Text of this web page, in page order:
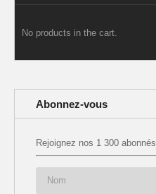
No products in the cart.
Abonnez-vous
Rejoignez nos 1 300 abonnés.